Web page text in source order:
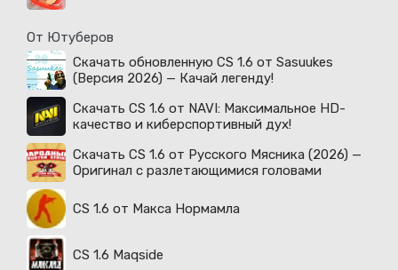
От Ютуберов
Скачать обновленную CS 1.6 от Sasuukes
(Версия 2026) — Качай легенду!
Скачать CS 1.6 от NAVI: Максимальное HD-
качество и киберспортивный дух!
Скачать CS 1.6 от Русского Мясника (2026) —
Оригинал с разлетающимися головами
CS 1.6 от Макса Нормамла
CS 1.6 Maqside